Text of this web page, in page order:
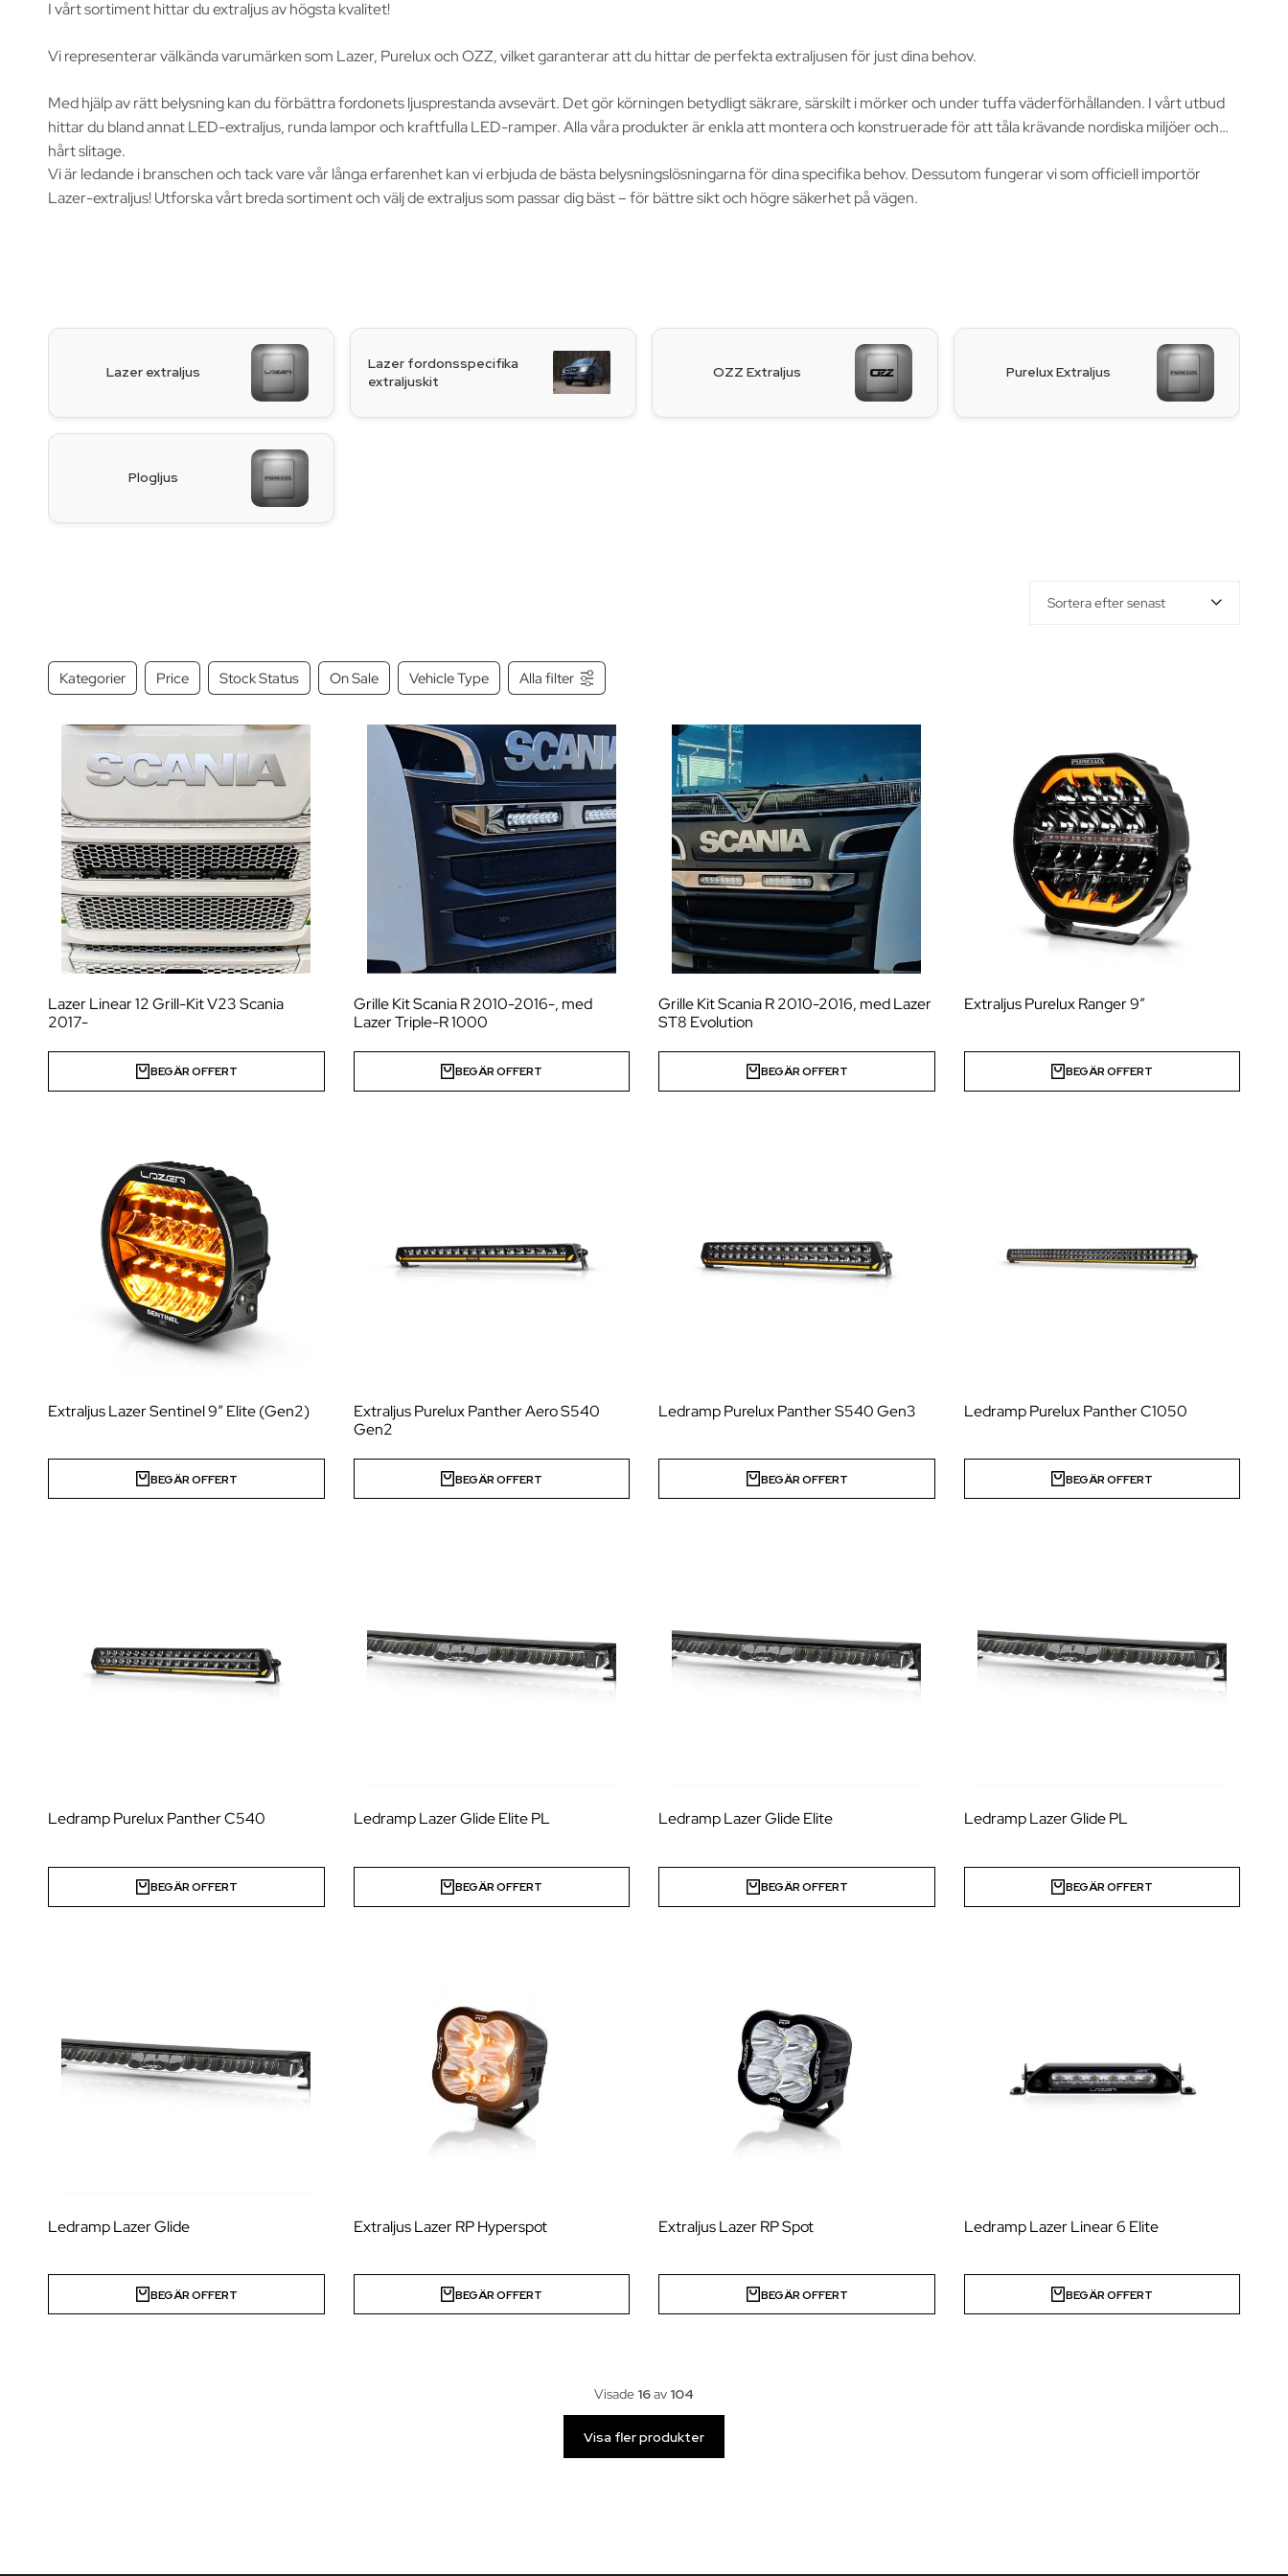
I vårt sortiment hittar du extraljus av högsta kvalitet!
Vi representerar välkända varumärken som Lazer, Purelux och OZZ, vilket garanterar att du hittar de perfekta extraljusen för just dina behov.
Med hjälp av rätt belysning kan du förbättra fordonets ljusprestanda avsevärt. Det gör körningen betydligt säkrare, särskilt i mörker och under tuffa väderförhållanden. I vårt utbud
hittar du bland annat LED-extraljus, runda lampor och kraftfulla LED-ramper. Alla våra produkter är enkla att montera och konstruerade för att tåla krävande nordiska miljöer och
hårt slitage.
Vi är ledande i branschen och tack vare vår långa erfarenhet kan vi erbjuda de bästa belysningslösningarna för dina specifika behov. Dessutom fungerar vi som officiell importör
Lazer-extraljus! Utforska vårt breda sortiment och välj de extraljus som passar dig bäst – för bättre sikt och högre säkerhet på vägen.
Lazer extraljus
Lazer fordonsspecifika
extraljuskit
OZZ Extraljus Purelux Extraljus
Plogljus
Sortera efter senast
Kategorier Price Stock Status On Sale Vehicle Type Alla filter
Lazer Linear 12 Grill-Kit V23 Scania
2017-
BEGÄR OFFERT
Grille Kit Scania R 2010-2016-, med
Lazer Triple-R 1000
BEGÄR OFFERT
Grille Kit Scania R 2010-2016, med Lazer
ST8 Evolution
BEGÄR OFFERT
Extraljus Purelux Ranger 9″
BEGÄR OFFERT
Extraljus Lazer Sentinel 9″ Elite (Gen2)
BEGÄR OFFERT
Extraljus Purelux Panther Aero S540
Gen2
BEGÄR OFFERT
Ledramp Purelux Panther S540 Gen3
BEGÄR OFFERT
Ledramp Purelux Panther C1050
BEGÄR OFFERT
Ledramp Purelux Panther C540
BEGÄR OFFERT
Ledramp Lazer Glide Elite PL
BEGÄR OFFERT
Ledramp Lazer Glide Elite
BEGÄR OFFERT
Ledramp Lazer Glide PL
BEGÄR OFFERT
Ledramp Lazer Glide
BEGÄR OFFERT
Extraljus Lazer RP Hyperspot
BEGÄR OFFERT
Extraljus Lazer RP Spot
BEGÄR OFFERT
Ledramp Lazer Linear 6 Elite
BEGÄR OFFERT
Visade 16av 104
Visa fler produkter